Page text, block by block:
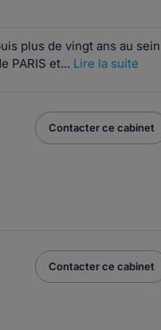
plus de vingt ans au sein
PARIS et... Lire la suite
Contacter ce cabinet
Contacter ce cabinet